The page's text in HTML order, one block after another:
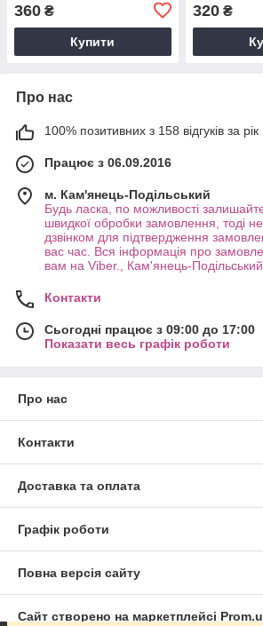
360 ₴
Купити
320₴
Про нас
100% позитивних з 158 відгуків за рік
Працює з 06.09.2016
м. Кам'янець-Подільський
Будь ласка, по можливості
швидкої обробки замовлення, тоді
дзвінком для підтвердження
вас час. Вся інформація про
вам на Viber., Кам'янець-
Контакти
Сьогодні працює з 09:00 до 17:00
Показати весь графік роботи
Про нас
Контакти
Доставка та оплата
Графік роботи
Повна версія сайту
Сайт створено на маркетплейсі